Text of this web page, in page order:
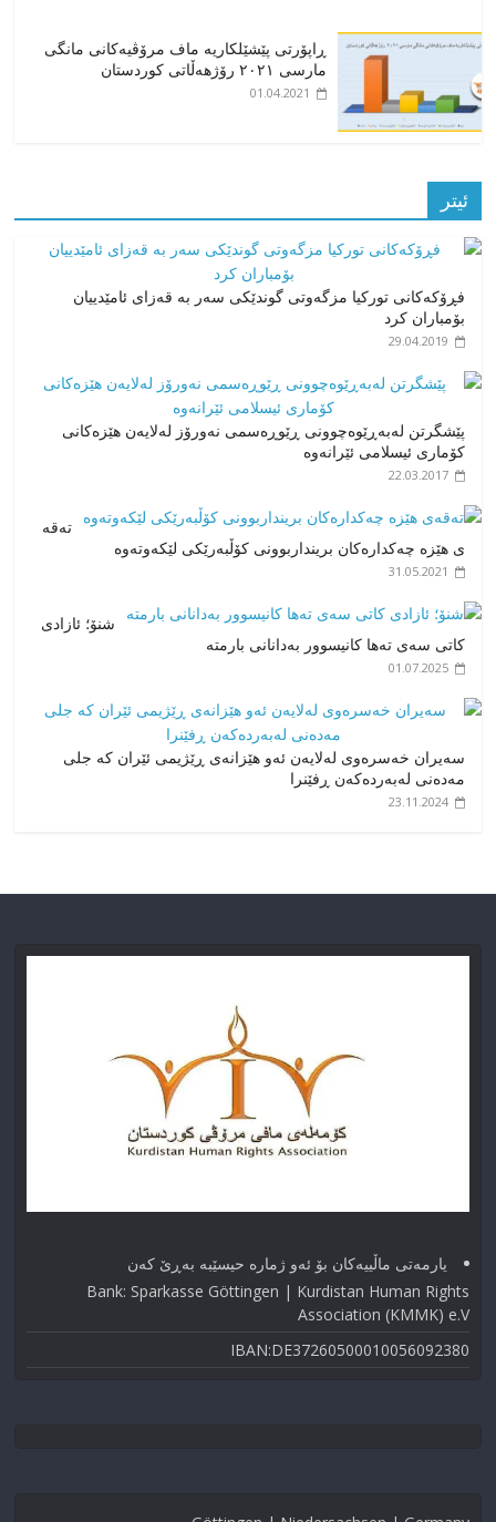
ڕاپۆرتی پێشێلکاریە ماف مرۆڤیەکانی مانگی
مارسی ٢٠٢١ رۆژهەڵاتی کوردستان
01.04.2021
ئیتر
فڕۆکەکانی تورکیا مزگەوتی گوندێکی سەر بە قەزای ئامێدییان
بۆمباران کرد
29.04.2019
پێشگرتن لەبەڕێوەچوونی ڕێوڕەسمی نەورۆز لەلایەن هێزەکانی
کۆماری ئیسلامی ئێرانەوە
22.03.2017
تەقە
ی هێزە چەکدارەکان برینداربوونی کۆڵبەرێکی لێکەوتەوە
31.05.2021
شنۆ؛ ئازادی
کاتی سەی تەها کانیسوور بەدانانی بارمتە
01.07.2025
سەیران خەسرەوی لەلایەن ئەو هێزانەی ڕێژیمی ئێران کە جلی
مەدەنی لەبەردەکەن ڕفێنرا
23.11.2024
یارمەتی ماڵییەکان بۆ ئەو ژماره حیسێبە بەڕێ کەن
Bank: Sparkasse Göttingen | Kurdistan Human Rights
Association (KMMK) e.V
IBAN:DE37260500010056092380